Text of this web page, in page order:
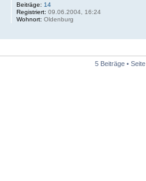
Beiträge: 14
Registriert: 09.06.2004, 16:24
Wohnort: Oldenburg
5 Beiträge • Seite